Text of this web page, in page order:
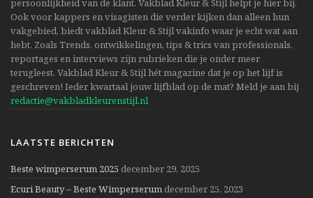
persoonlijkheid van de klant. Vakblad Kleur & Stijl helpt je hier bij.
Ook voor kappers en visagisten die verder kijken dan alleen hun
vakgebied, biedt vakblad Kleur & Stijl vakinfo waar je echt wat aan
hebt. Zoals Trends, ontwikkelingen, tips & trics van professionals,
reportages en interviews zijn rubrieken die je onder meer
terugleest. Vakblad Kleur & Stijl hét magazine dat je op het lijf is
geschreven! Ieder kwartaal jouw lijfblad op de mat? Meld je aan bij
redactie@vakbladkleurenstijl.nl
LAATSTE BERICHTEN
Beste wimperserum 2025 december 29, 2025
Ecuri Beauty – Beste Wimperserum december 25, 2023